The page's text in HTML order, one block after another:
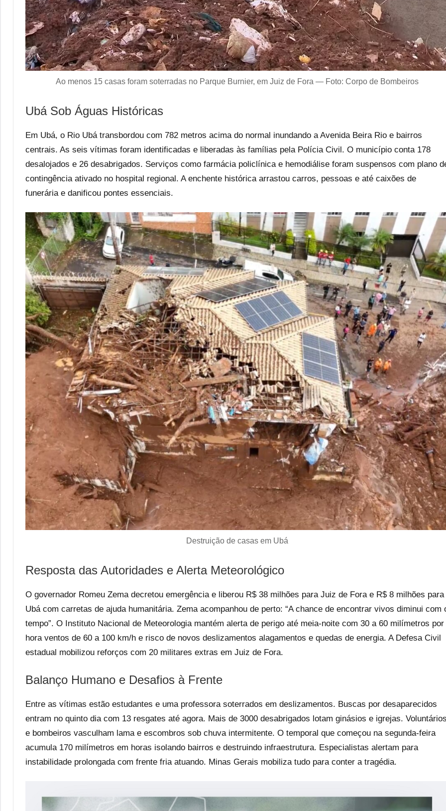
Ao menos 15 casas foram soterradas no Parque Burnier, em Juiz de Fora — Foto: Corpo de Bombeiros
Ubá Sob Águas Históricas
Em Ubá, o Rio Ubá transbordou com 782 metros acima do normal inundando a Avenida Beira Rio e bairros
centrais. As seis vítimas foram identificadas e liberadas às famílias pela Polícia Civil. O município conta 178
desalojados e 26 desabrigados. Serviços como farmácia policlínica e hemodiálise foram suspensos com plano
contingência ativado no hospital regional. A enchente histórica arrastou carros, pessoas e até caixões de
funerária e danificou pontes essenciais.
Destruição de casas em Ubá
Resposta das Autoridades e Alerta Meteorológico
O governador Romeu Zema decretou emergência e liberou R$ 38 milhões para Juiz de Fora e R$ 8 milhões para
Ubá com carretas de ajuda humanitária. Zema acompanhou de perto: “A chance de encontrar vivos diminui com
tempo”. O Instituto Nacional de Meteorologia mantém alerta de perigo até meia-noite com 30 a 60 milímetros por
hora ventos de 60 a 100 km/h e risco de novos deslizamentos alagamentos e quedas de energia. A Defesa Civil
estadual mobilizou reforços com 20 militares extras em Juiz de Fora.
Balanço Humano e Desafios à Frente
Entre as vítimas estão estudantes e uma professora soterrados em deslizamentos. Buscas por desaparecidos
entram no quinto dia com 13 resgates até agora. Mais de 3000 desabrigados lotam ginásios e igrejas.
e bombeiros vasculham lama e escombros sob chuva intermitente. O temporal que começou na segunda-feira
acumula 170 milímetros em horas isolando bairros e destruindo infraestrutura. Especialistas alertam para
instabilidade prolongada com frente fria atuando. Minas Gerais mobiliza tudo para conter a tragédia.